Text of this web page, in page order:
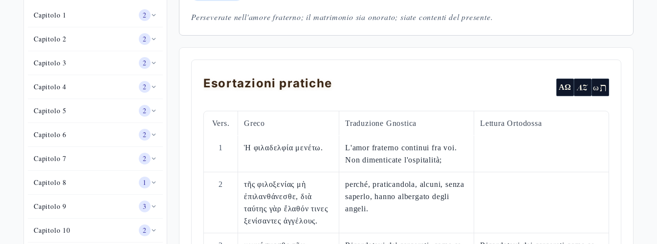
Capitolo 1 2
Capitolo2 2
Capitolo3 2
Capitolo4 2
Capitolo5 2
Capitolo6 2
Capitolo7 2
Capitolo8 1
Capitolo9 3
Capitolo 10 2
Perseverate nell'amore fraterno; il matrimonio sia onorato; siate contenti del presente.
Esortazioni pratiche ΑΩ AZ ωת
Vers. Greco Traduzione Gnostica Lettura Ortodossa
1 Ἡ φιλαδελφία μενέτω.
L'amor fraterno continui fra voi.
Non dimenticate l'ospitalità;
2
τῆς φιλοξενίας μὴ
ἐπιλανθάνεσθε, διὰ
ταύτης γὰρ ἔλαθόν τινες
ξενίσαντες ἀγγέλους.
perché, praticandola, alcuni, senza
saperlo, hanno albergato degli
angeli.